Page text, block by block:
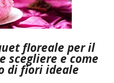
floreale per il
scegliere e come
di fiori ideale